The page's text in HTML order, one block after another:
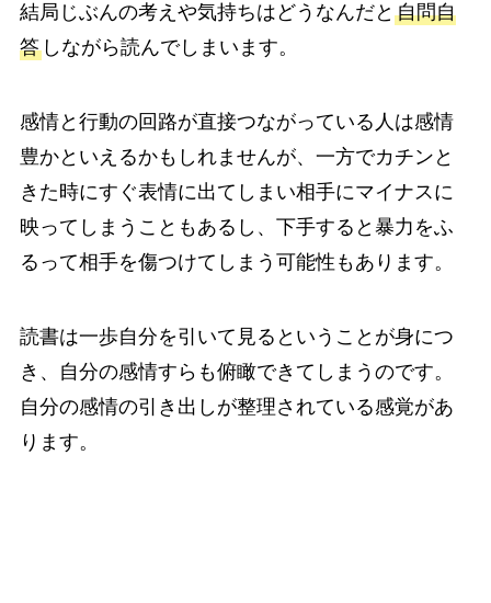
結局じぶんの考えや気持ちはどうなんだと 自問自
答しながら読んでしまいます。
感情と行動の回路が直接つながっている人は感情
豊かといえるかもしれませんが、一方でカチンと
きた時にすぐ表情に出てしまい相手にマイナスに
映ってしまうこともあるし、下手すると暴力をふ
るって相手を傷つけてしまう可能性もあります。
読書は一歩自分を引いて見るということが身につ
き、自分の感情すらも俯瞰できてしまうのです。
自分の感情の引き出しが整理されている感覚があ
ります。